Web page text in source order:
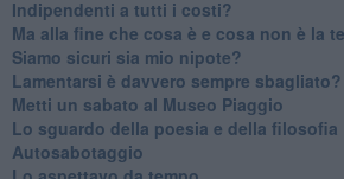
​Indipendenti a tutti i costi?
​Ma alla fine che cosa è e cosa non è la
​Siamo sicuri sia mio nipote?
​Lamentarsi è davvero sempre sbagliato?
​Metti un sabato al Museo Piaggio
​Lo sguardo della poesia e della filosofia
Autosabotaggio